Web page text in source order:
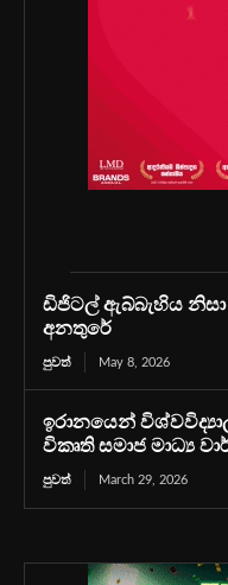
ඩිජිටල් ඇබ්බැහිය නිසා
අනතුරේ
පුවත් May 8, 2026
ඉරානයෙන්
විකෘති සමාජ මාධ්‍ය
පුවත් March 29, 2026